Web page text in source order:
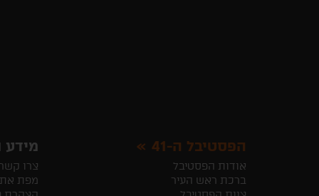
הפסטיבל ה-41
אודות הפסטיבל
ברכת ראש העיר
מידע
צרו קשר
מפת